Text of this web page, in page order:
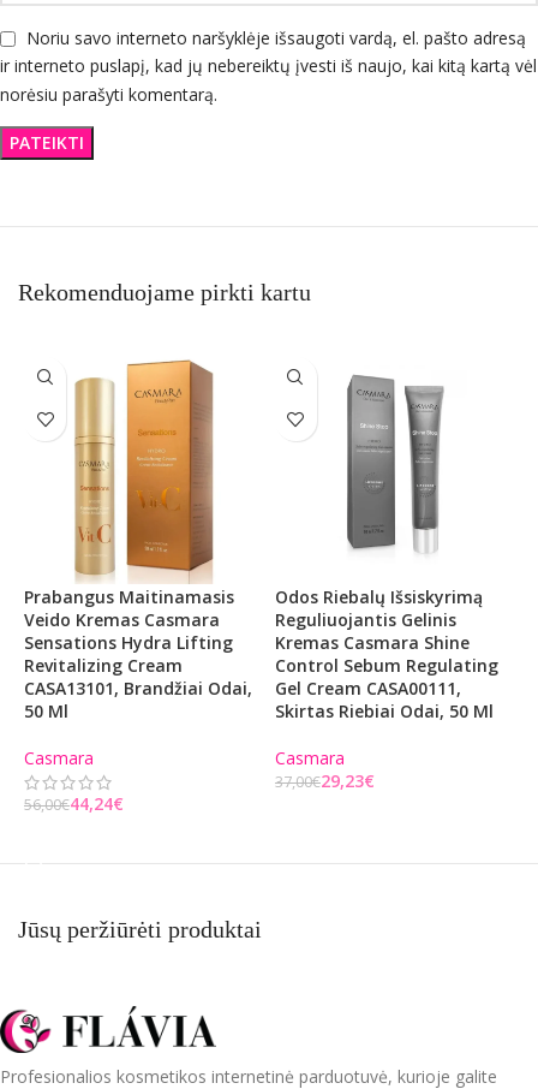
Noriu savo interneto naršyklėje išsaugoti vardą, el. pašto adresą
ir interneto puslapį, kad jų nebereiktų įvesti iš naujo, kai kitą kartą vėl
norėsiu parašyti komentarą.
Rekomenduojame pirkti kartu
Prabangus Maitinamasis
Veido Kremas Casmara
Sensations Hydra Lifting
Revitalizing Cream
CASA13101, Brandžiai Odai,
50 Ml
Casmara
56,00€44,24€
Odos Riebalų Išsiskyrimą
Reguliuojantis Gelinis
Kremas Casmara Shine
Control Sebum Regulating
Gel Cream CASA00111,
Skirtas Riebiai Odai, 50 Ml
Casmara
37,00€29,23€
Jūsų peržiūrėti produktai
Profesionalios kosmetikos internetinė parduotuvė, kurioje galite